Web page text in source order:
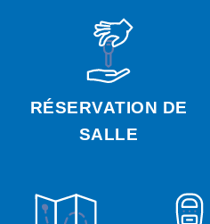
RÉSERVATION DE
SALLE